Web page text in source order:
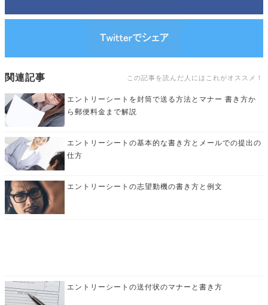
関連記事 この記事を読んだ人にはこれがオススメ！
エントリーシートを封筒で送る方法とマナー 書き方か
ら郵便料金まで解説
エントリーシートの基本的な書き方とメールでの提出の
仕方
エントリーシートの志望動機の書き方と例文
エントリーシートの送付状のマナーと書き方